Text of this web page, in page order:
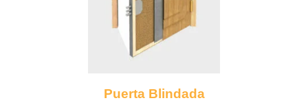
Puerta Blindada